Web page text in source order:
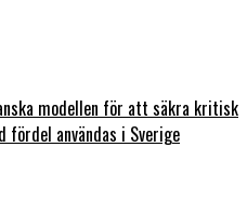
modellen för att säkra kritisk
användas i Sverige